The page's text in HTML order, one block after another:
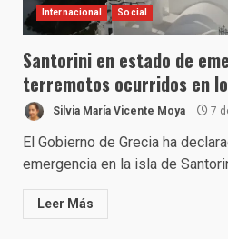
Internacional Social
Santorini en estado de
terremotos ocurridos en
Silvia María Vicente Moya 7
El Gobierno de Grecia ha
emergencia en la isla de
Leer Más